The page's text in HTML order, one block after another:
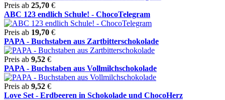
Preis ab 25,70 €
ABC 123 endlich Schule! - ChocoTelegram
Preis ab 19,70 €
PAPA - Buchstaben aus Zartbitterschokolade
Preis ab 9,52 €
PAPA - Buchstaben aus Vollmilchschokolade
Preis ab 9,52 €
Love Set - Erdbeeren in Schokolade und ChocoHerz